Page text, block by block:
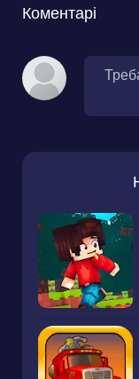
Коментарі